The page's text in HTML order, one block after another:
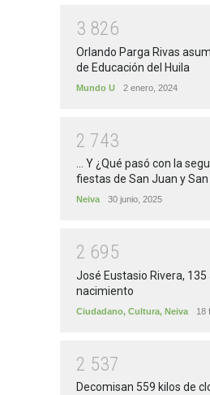
3 826
Orlando Parga Rivas
de Educación del Huila
Mundo U 2 enero, 2024
2 743
... Y ¿Qué pasó con la
fiestas de San Juan y San
Neiva 30 junio, 2025
2 695
José Eustasio Rivera, 135
nacimiento
Ciudadano, Cultura, Neiva 18
2 537
Decomisan 559 kilos de